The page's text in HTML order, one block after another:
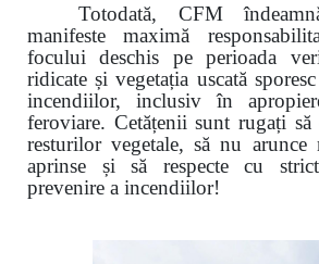
Totodată, CFM
manifeste maximă
focului deschis pe perioada
ridicate și vegetația uscată
incendiilor, inclusiv în
feroviare. Cetățenii sunt rugați să
resturilor vegetale, să nu arunce
aprinse și să respecte cu
prevenire a incendiilor!